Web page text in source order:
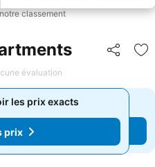
classement
Partager
évaluation
les prix exacts
prix
les prix exacts
prix